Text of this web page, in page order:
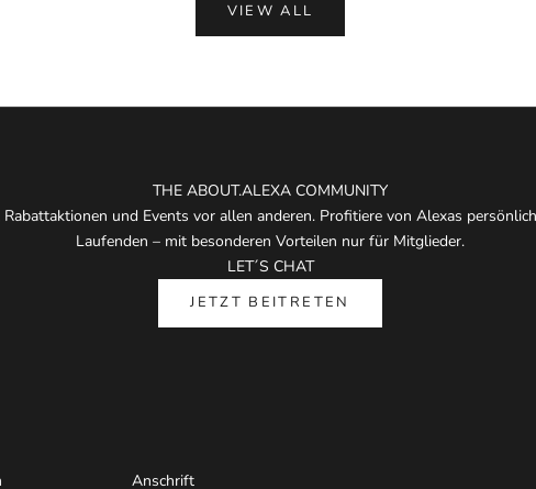
VIEW ALL
THE ABOUT.ALEXA COMMUNITY
und Events vor allen anderen. Profitiere von Alexas
Laufenden – mit besonderen Vorteilen nur für Mitglieder.
LET´S CHAT
JETZT BEITRETEN
Anschrift